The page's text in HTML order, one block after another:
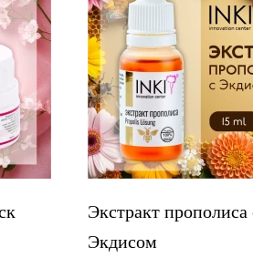
Экстракт прополиса
Экдисом